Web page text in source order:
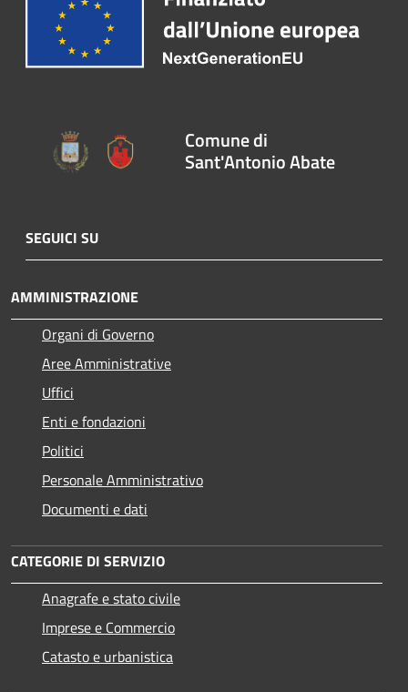
Comune di
Sant'Antonio Abate
SEGUICI SU
AMMINISTRAZIONE
Organi di Governo
Aree Amministrative
Uffici
Enti e fondazioni
Politici
Personale Amministrativo
Documenti e dati
CATEGORIE DI SERVIZIO
Anagrafe e stato civile
Imprese e Commercio
Catasto e urbanistica